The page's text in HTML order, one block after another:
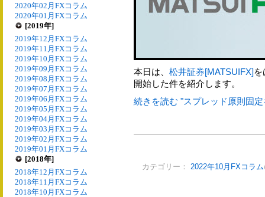
2020年02月FXコラム
2020年01月FXコラム
[2019年]
2019年12月FXコラム
2019年11月FXコラム
2019年10月FXコラム
2019年09月FXコラム
2019年08月FXコラム
2019年07月FXコラム
2019年06月FXコラム
2019年05月FXコラム
2019年04月FXコラム
2019年03月FXコラム
2019年02月FXコラム
2019年01月FXコラム
[2018年]
2018年12月FXコラム
2018年11月FXコラム
2018年10月FXコラム
本日は、 松井証券[MATSUIFX]
開始した件を紹介します。
続きを読む "スプレッド原則固
カテゴリー： 2022年10月FXコラム